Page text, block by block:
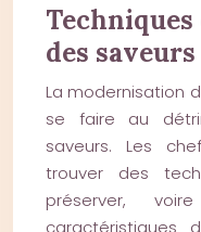
des
La modernisation
se faire au
saveurs. Les
trouver des
préserver,
caractéristiques